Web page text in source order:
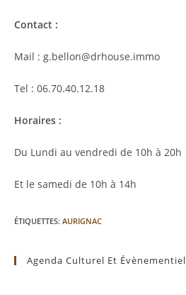
Contact :
Mail : g.bellon@drhouse.immo
Tel : 06.70.40.12.18
Horaires :
Du Lundi au vendredi de 10h à 20h
Et le samedi de 10h à 14h
ÉTIQUETTES: AURIGNAC
Agenda Culturel Et Évènementiel